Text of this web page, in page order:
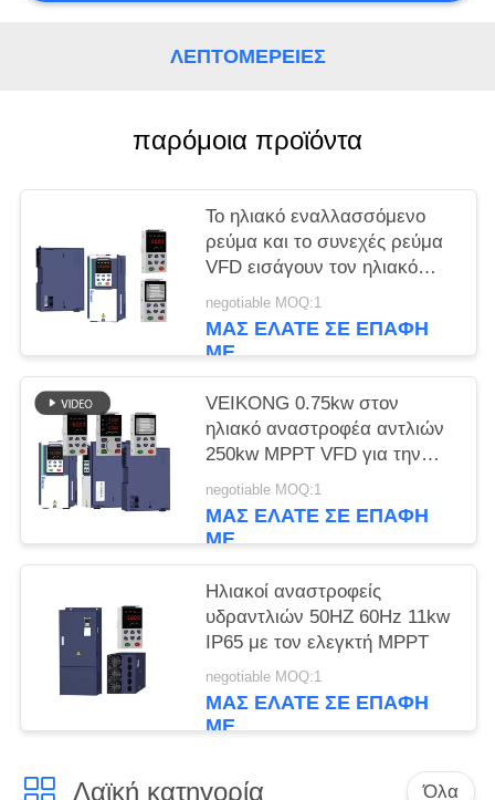
ΛΕΠΤΟΜΈΡΕΙΕΣ
παρόμοια προϊόντα
Το ηλιακό εναλλασσόμενο
ρεύμα και το συνεχές ρεύμα
VFD εισάγουν τον ηλιακό
έλεγχο αναστροφέων 380v
4kw 5hp αντλιών mppt
negotiable MOQ:1
ΜΑΣ ΕΛΆΤΕ ΣΕ ΕΠΑΦΉ
ΜΕ
VEIKONG 0.75kw στον
ηλιακό αναστροφέα αντλιών
250kw MPPT VFD για την
ενιαία φάση τριφασική
negotiable MOQ:1
ΜΑΣ ΕΛΆΤΕ ΣΕ ΕΠΑΦΉ
ΜΕ
Ηλιακοί αναστροφείς
υδραντλιών 50HZ 60Hz 11kw
IP65 με τον ελεγκτή MPPT
negotiable MOQ:1
ΜΑΣ ΕΛΆΤΕ ΣΕ ΕΠΑΦΉ
ΜΕ
Λαϊκή κατηγορία Όλα